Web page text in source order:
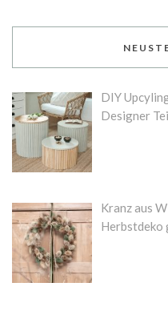
DIY
Designer
Kranz aus
Herbstdeko